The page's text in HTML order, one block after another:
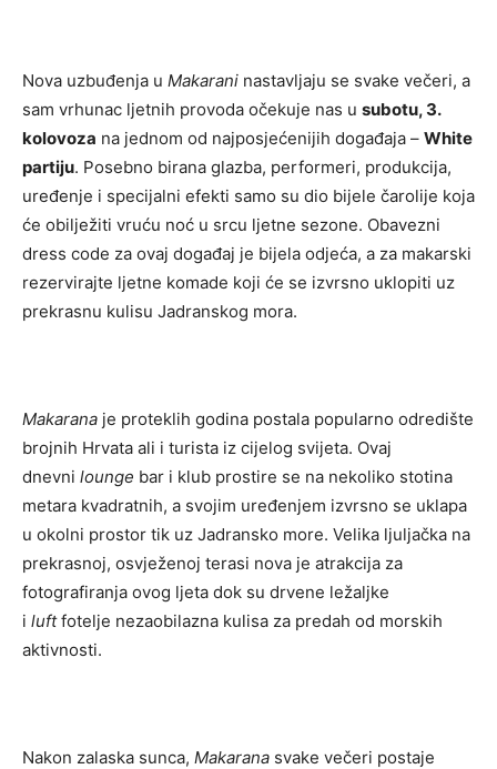
Nova uzbuđenja u Makarani nastavljaju se svake večeri, a
sam vrhunac ljetnih provoda očekuje nas u subotu, 3.
kolovoza na jednom od najposjećenijih događaja – White
partiju. Posebno birana glazba, performeri, produkcija,
uređenje i specijalni efekti samo su dio bijele čarolije koja
će obilježiti vruću noć u srcu ljetne sezone. Obavezni
dress code za ovaj događaj je bijela odjeća, a za makarski
rezervirajte ljetne komade koji će se izvrsno uklopiti uz
prekrasnu kulisu Jadranskog mora.
Makarana je proteklih godina postala popularno odredište
brojnih Hrvata ali i turista iz cijelog svijeta. Ovaj
dnevni lounge bar i klub prostire se na nekoliko stotina
metara kvadratnih, a svojim uređenjem izvrsno se uklapa
u okolni prostor tik uz Jadransko more. Velika ljuljačka na
prekrasnoj, osvježenoj terasi nova je atrakcija za
fotografiranja ovog ljeta dok su drvene ležaljke
i luftfotelje nezaobilazna kulisa za predah od morskih
aktivnosti.
Nakon zalaska sunca, Makarana svake večeri postaje